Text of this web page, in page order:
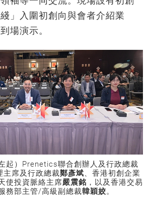
」入圍初創向與會者介紹業
場演示。
起）Prenetics聯合創辦人及行政總裁
主席及行政總裁鄭彥斌、香港初創企業
使投資脈絡主席嚴震銘 ，以及香港交易
務部主管/高級副總裁韓穎姣。